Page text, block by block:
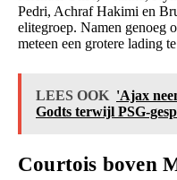
Pedri, Achraf Hakimi en
elitegroep. Namen genoeg
meteen een grotere lading
LEES OOK 'Ajax
Godts terwijl PSG-
Courtois boven